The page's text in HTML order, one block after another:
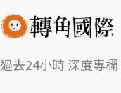
過去24小時深度專欄